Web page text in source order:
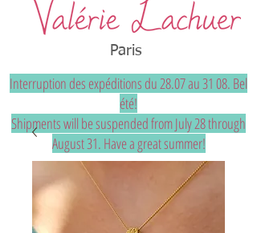
Paris
Interruption des expéditions du 28.07 au 31 08. Bel
été!
Shipments will be suspended from July 28 through
August 31. Have a great summer!